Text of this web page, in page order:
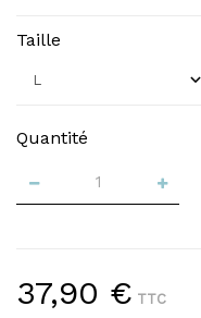
Taille
Quantité
37,90 € TTC